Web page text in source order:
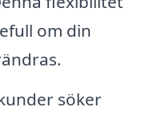
om din
söker